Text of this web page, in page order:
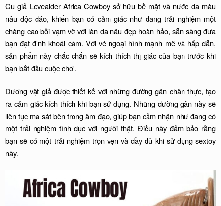
Cu giả Loveaider Africa Cowboy sở hữu bề mặt và nước da màu
nâu độc đáo, khiến bạn có cảm giác như đang trải nghiệm một
chàng cao bồi vạm vỡ với làn da nâu đẹp hoàn hảo, sẵn sàng đưa
bạn đạt đỉnh khoái cảm. Với vẻ ngoại hình mạnh mẽ và hấp dẫn,
sản phẩm này chắc chắn sẽ kích thích thị giác của bạn trước khi
bạn bắt đầu cuộc chơi.
Dương vật giả được thiết kế với những đường gân chân thực, tạo
ra cảm giác kích thích khi bạn sử dụng. Những đường gân này sẽ
liên tục ma sát bên trong âm đạo, giúp bạn cảm nhận như đang có
một trải nghiệm tình dục với người thật. Điều này đảm bảo rằng
bạn sẽ có một trải nghiệm trọn vẹn và đầy đủ khi sử dụng sextoy
này.